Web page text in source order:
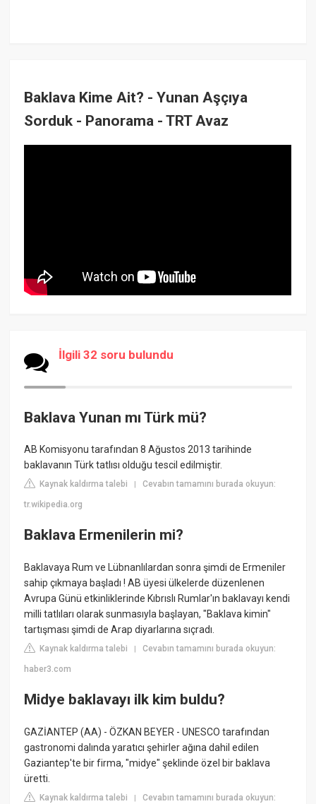
Baklava Kime Ait? - Yunan Aşçıya
Sorduk - Panorama - TRT Avaz
İlgili 32 soru bulundu
Baklava Yunan mı Türk mü?
AB Komisyonu tarafından 8 Ağustos 2013 tarihinde
baklavanın Türk tatlısı olduğu tescil edilmiştir.
Kaynak kaldırma talebi |Cevabın tamamını burada okuyun:
tr.wikipedia.org
Baklava Ermenilerin mi?
Baklavaya Rum ve Lübnanlılardan sonra şimdi de Ermeniler
sahip çıkmaya başladı ! AB üyesi ülkelerde düzenlenen
Avrupa Günü etkinliklerinde Kıbrıslı Rumlar'ın baklavayı kendi
milli tatlıları olarak sunmasıyla başlayan, "Baklava kimin"
tartışması şimdi de Arap diyarlarına sıçradı.
Kaynak kaldırma talebi |Cevabın tamamını burada okuyun:
haber3.com
Midye baklavayı ilk kim buldu?
GAZİANTEP (AA) - ÖZKAN BEYER - UNESCO tarafından
gastronomi dalında yaratıcı şehirler ağına dahil edilen
Gaziantep'te bir firma, "midye" şeklinde özel bir baklava
üretti.
Kaynak kaldırma talebi |Cevabın tamamını burada okuyun: